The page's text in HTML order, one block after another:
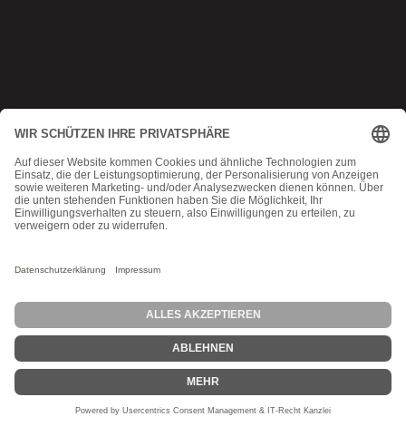
Datenschutz|AGB|Impressum
MadeByMomoko
Probetraining
Angebot
Stundenplan